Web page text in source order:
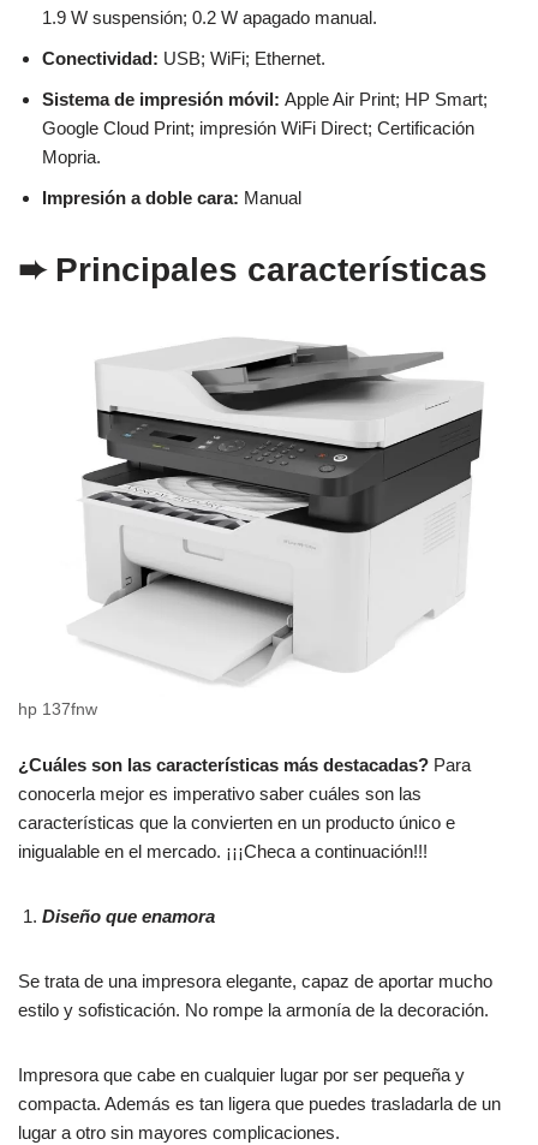
1.9 W suspensión; 0.2 W apagado manual.
Conectividad: USB; WiFi; Ethernet.
Sistema de impresión móvil: Apple Air Print; HP Smart;
Google Cloud Print; impresión WiFi Direct; Certificación
Mopria.
Impresión a doble cara: Manual
➨ Principales características
hp 137fnw
¿Cuáles son las características más destacadas? Para
conocerla mejor es imperativo saber cuáles son las
características que la convierten en un producto único e
inigualable en el mercado. ¡¡¡Checa a continuación!!!
Diseño que enamora
Se trata de una impresora elegante, capaz de aportar mucho
estilo y sofisticación. No rompe la armonía de la decoración.
Impresora que cabe en cualquier lugar por ser pequeña y
compacta. Además es tan ligera que puedes trasladarla de un
lugar a otro sin mayores complicaciones.